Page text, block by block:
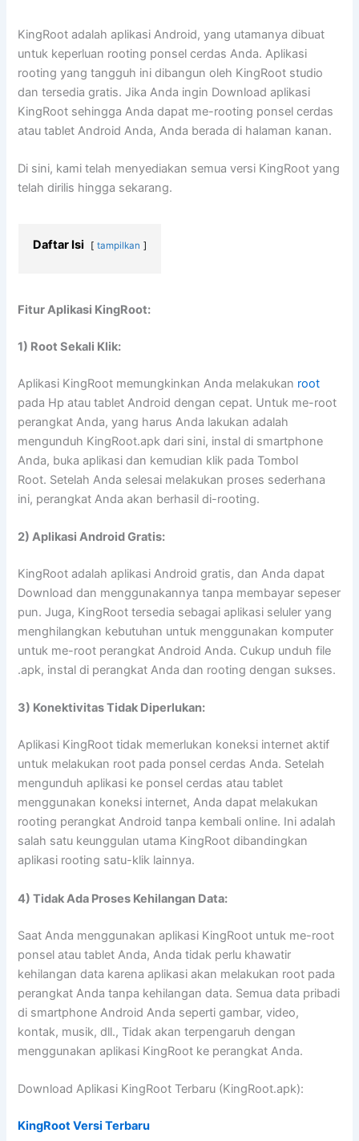
KingRoot adalah aplikasi Android, yang utamanya dibuat
untuk keperluan rooting ponsel cerdas Anda. Aplikasi
rooting yang tangguh ini dibangun oleh KingRoot studio
dan tersedia gratis. Jika Anda ingin Download aplikasi
KingRoot sehingga Anda dapat me-rooting ponsel cerdas
atau tablet Android Anda, Anda berada di halaman kanan.
Di sini, kami telah menyediakan semua versi KingRoot yang
telah dirilis hingga sekarang.
Daftar Isi tampilkan
Fitur Aplikasi KingRoot:
1) Root Sekali Klik:
Aplikasi KingRoot memungkinkan Anda melakukan root
pada Hp atau tablet Android dengan cepat. Untuk me-root
perangkat Anda, yang harus Anda lakukan adalah
mengunduh KingRoot.apk dari sini, instal di smartphone
Anda, buka aplikasi dan kemudian klik pada Tombol
Root. Setelah Anda selesai melakukan proses sederhana
ini, perangkat Anda akan berhasil di-rooting.
2) Aplikasi Android Gratis:
KingRoot adalah aplikasi Android gratis, dan Anda dapat
Download dan menggunakannya tanpa membayar sepeser
pun. Juga, KingRoot tersedia sebagai aplikasi seluler yang
menghilangkan kebutuhan untuk menggunakan komputer
untuk me-root perangkat Android Anda. Cukup unduh file
.apk, instal di perangkat Anda dan rooting dengan sukses.
3) Konektivitas Tidak Diperlukan:
Aplikasi KingRoot tidak memerlukan koneksi internet aktif
untuk melakukan root pada ponsel cerdas Anda. Setelah
mengunduh aplikasi ke ponsel cerdas atau tablet
menggunakan koneksi internet, Anda dapat melakukan
rooting perangkat Android tanpa kembali online. Ini adalah
salah satu keunggulan utama KingRoot dibandingkan
aplikasi rooting satu-klik lainnya.
4) Tidak Ada Proses Kehilangan Data:
Saat Anda menggunakan aplikasi KingRoot untuk me-root
ponsel atau tablet Anda, Anda tidak perlu khawatir
kehilangan data karena aplikasi akan melakukan root pada
perangkat Anda tanpa kehilangan data. Semua data pribadi
di smartphone Android Anda seperti gambar, video,
kontak, musik, dll., Tidak akan terpengaruh dengan
menggunakan aplikasi KingRoot ke perangkat Anda.
Download Aplikasi KingRoot Terbaru (KingRoot.apk):
KingRoot Versi Terbaru